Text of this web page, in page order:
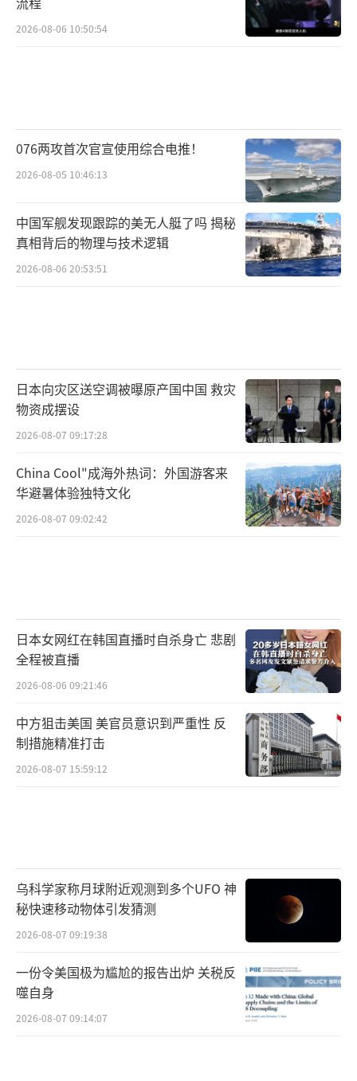
2026-08-06 10:50:54
076两攻首次官宣使用综合电推！
2026-08-05 10:46:13
中国军舰发现跟踪的美无人艇了吗 揭秘
真相背后的物理与技术逻辑
2026-08-06 20:53:51
日本向灾区送空调被曝原产国中国 救灾
物资成摆设
2026-08-07 09:17:28
China Cool"成海外热词：外国游客来
华避暑体验独特文化
2026-08-07 09:02:42
日本女网红在韩国直播时自杀身亡 悲剧
全程被直播
2026-08-06 09:21:46
中方狙击美国 美官员意识到严重性 反
制措施精准打击
2026-08-07 15:59:12
乌科学家称月球附近观测到多个UFO 神
秘快速移动物体引发猜测
2026-08-07 09:19:38
一份令美国极为尴尬的报告出炉 关税反
噬自身
2026-08-07 09:14:07